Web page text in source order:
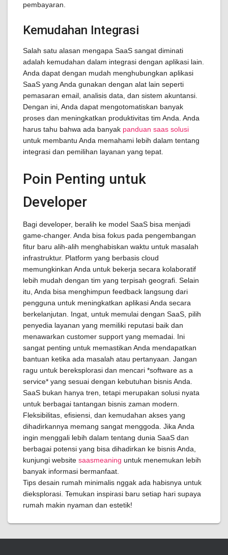
pembayaran.
Kemudahan Integrasi
Salah satu alasan mengapa SaaS sangat diminati
adalah kemudahan dalam integrasi dengan aplikasi lain.
Anda dapat dengan mudah menghubungkan aplikasi
SaaS yang Anda gunakan dengan alat lain seperti
pemasaran email, analisis data, dan sistem akuntansi.
Dengan ini, Anda dapat mengotomatiskan banyak
proses dan meningkatkan produktivitas tim Anda. Anda
harus tahu bahwa ada banyak panduan saas solusi
untuk membantu Anda memahami lebih dalam tentang
integrasi dan pemilihan layanan yang tepat.
Poin Penting untuk
Developer
Bagi developer, beralih ke model SaaS bisa menjadi
game-changer. Anda bisa fokus pada pengembangan
fitur baru alih-alih menghabiskan waktu untuk masalah
infrastruktur. Platform yang berbasis cloud
memungkinkan Anda untuk bekerja secara kolaboratif
lebih mudah dengan tim yang terpisah geografi. Selain
itu, Anda bisa menghimpun feedback langsung dari
pengguna untuk meningkatkan aplikasi Anda secara
berkelanjutan. Ingat, untuk memulai dengan SaaS, pilih
penyedia layanan yang memiliki reputasi baik dan
menawarkan customer support yang memadai. Ini
sangat penting untuk memastikan Anda mendapatkan
bantuan ketika ada masalah atau pertanyaan. Jangan
ragu untuk bereksplorasi dan mencari *software as a
service* yang sesuai dengan kebutuhan bisnis Anda.
SaaS bukan hanya tren, tetapi merupakan solusi nyata
untuk berbagai tantangan bisnis zaman modern.
Fleksibilitas, efisiensi, dan kemudahan akses yang
dihadirkannya memang sangat menggoda. Jika Anda
ingin menggali lebih dalam tentang dunia SaaS dan
berbagai potensi yang bisa dihadirkan ke bisnis Anda,
kunjungi website saasmeaning untuk menemukan lebih
banyak informasi bermanfaat.
Tips desain rumah minimalis nggak ada habisnya untuk
dieksplorasi. Temukan inspirasi baru setiap hari supaya
rumah makin nyaman dan estetik!